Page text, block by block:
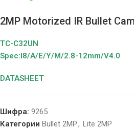
2MP Motorized IR Bullet
TC-C32UN
Spec:I8/A/E/Y/M/2.8-12mm/V4.0
DATASHEET
Шифра: 9265
Категории Bullet 2MP, Lite 2MP